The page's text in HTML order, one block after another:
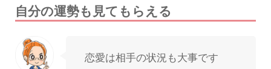
自分の運勢も見てもらえる
恋愛は相手の状況も大事です